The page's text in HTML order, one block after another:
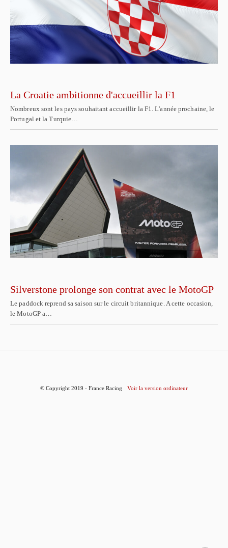
La Croatie ambitionne d'accueillir la F1
Nombreux sont les pays souhaitant accueillir la F1. L'année prochaine, le
Portugal et la Turquie…
Silverstone prolonge son contrat avec le MotoGP
Le paddock reprend sa saison sur le circuit britannique. A cette occasion,
le MotoGP a…
© Copyright 2019 - France Racing Voir la version ordinateur